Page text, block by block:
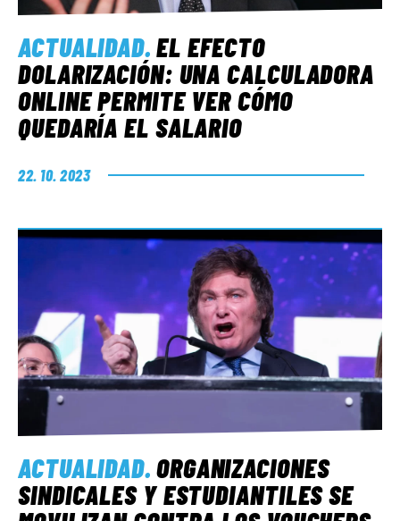
ACTUALIDAD.EL EFECTO
DOLARIZACIÓN: UNA CALCULADORA
ONLINE PERMITE VER CÓMO
QUEDARÍA EL SALARIO
22. 10. 2023
ACTUALIDAD.ORGANIZACIONES
SINDICALES Y ESTUDIANTILES SE